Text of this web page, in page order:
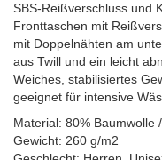
SBS-Reißverschluss und
Fronttaschen mit
mit Doppelnähten am
aus Twill und ein leicht
Weiches, stabilisiertes
geeignet für intensive
Material: 80% Baumwolle
Gewicht: 260 g/m2